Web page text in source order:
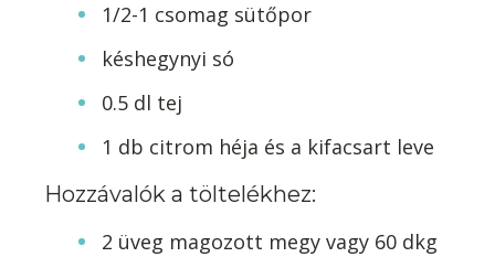
1/2-1 csomag sütőpor
késhegynyi só
0.5 dl tej
1 db citrom héja és a kifacsart leve
Hozzávalók a töltelékhez:
2 üveg magozott megy vagy 60 dkg